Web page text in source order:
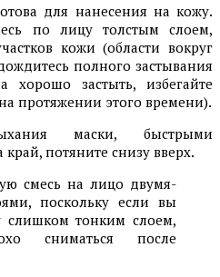
для нанесения на кожу.
по лицу толстым слоем,
кожи (области вокруг
полного застывания
хорошо застыть, избегайте
протяжении этого времени).
маски, быстрыми
потяните снизу вверх.
смесь на лицо двумя-
поскольку если вы
слишком тонким слоем,
сниматься после